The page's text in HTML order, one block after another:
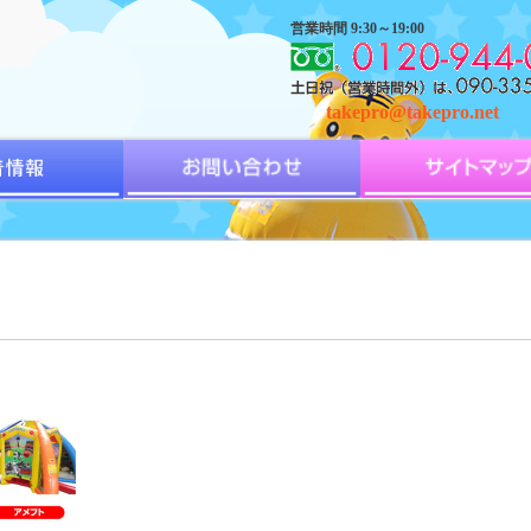
営業時間 9:30～19:00
takepro@takepro.net